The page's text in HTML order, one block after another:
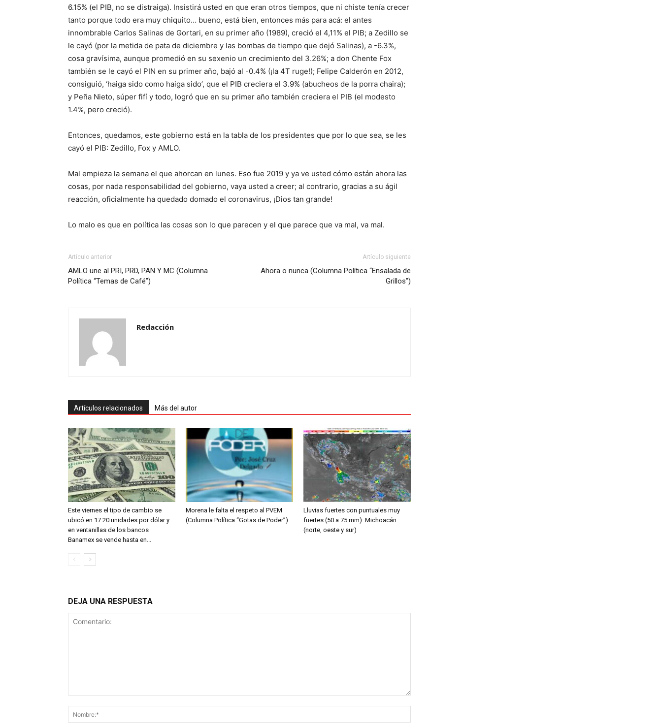
6.15% (el PIB, no se distraiga). Insistirá usted en que eran otros tiempos, que ni chiste tenía crecer
tanto porque todo era muy chiquito… bueno, está bien, entonces más para acá: el antes
innombrable Carlos Salinas de Gortari, en su primer año (1989), creció el 4,11% el PIB; a Zedillo se
le cayó (por la metida de pata de diciembre y las bombas de tiempo que dejó Salinas), a -6.3%,
cosa gravísima, aunque promedió en su sexenio un crecimiento del 3.26%; a don Chente Fox
también se le cayó el PIN en su primer año, bajó al -0.4% (¡la 4T ruge!); Felipe Calderón en 2012,
consiguió, ‘haiga sido como haiga sido’, que el PIB creciera el 3.9% (abucheos de la porra chaira);
y Peña Nieto, súper fifí y todo, logró que en su primer año también creciera el PIB (el modesto
1.4%, pero creció).
Entonces, quedamos, este gobierno está en la tabla de los presidentes que por lo que sea, se les
cayó el PIB: Zedillo, Fox y AMLO.
Mal empieza la semana el que ahorcan en lunes. Eso fue 2019 y ya ve usted cómo están ahora las
cosas, por nada responsabilidad del gobierno, vaya usted a creer; al contrario, gracias a su ágil
reacción, oficialmente ha quedado domado el coronavirus, ¡Dios tan grande!
Lo malo es que en política las cosas son lo que parecen y el que parece que va mal, va mal.
Artículo anterior
AMLO une al PRI, PRD, PAN Y MC (Columna
Política “Temas de Café”)
Artículo siguiente
Ahora o nunca (Columna Política “Ensalada de
Grillos”)
Redacción
Artículos relacionados Más del autor
Este viernes el tipo de cambio se
ubicó en 17.20 unidades por dólar y
en ventanillas de los bancos
Banamex se vende hasta en...
Morena le falta el respeto al PVEM
(Columna Política “Gotas de Poder”)
Lluvias fuertes con puntuales muy
fuertes (50 a 75 mm): Michoacán
(norte, oeste y sur)
DEJA UNA RESPUESTA